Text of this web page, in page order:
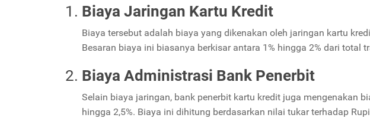
Biaya Jaringan Kartu Kredit
Biaya tersebut adalah biaya yang dikenakan oleh jaringan kartu
Besaran biaya ini biasanya berkisar antara 1% hingga 2% dari total
Biaya Administrasi Bank Penerbit
Selain biaya jaringan, bank penerbit kartu kredit juga mengenakan
hingga 2,5%. Biaya ini dihitung berdasarkan nilai tukar terhadap